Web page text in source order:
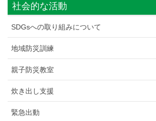
社会的な活動
SDGsへの取り組みについて
地域防災訓練
親子防災教室
炊き出し支援
緊急出動